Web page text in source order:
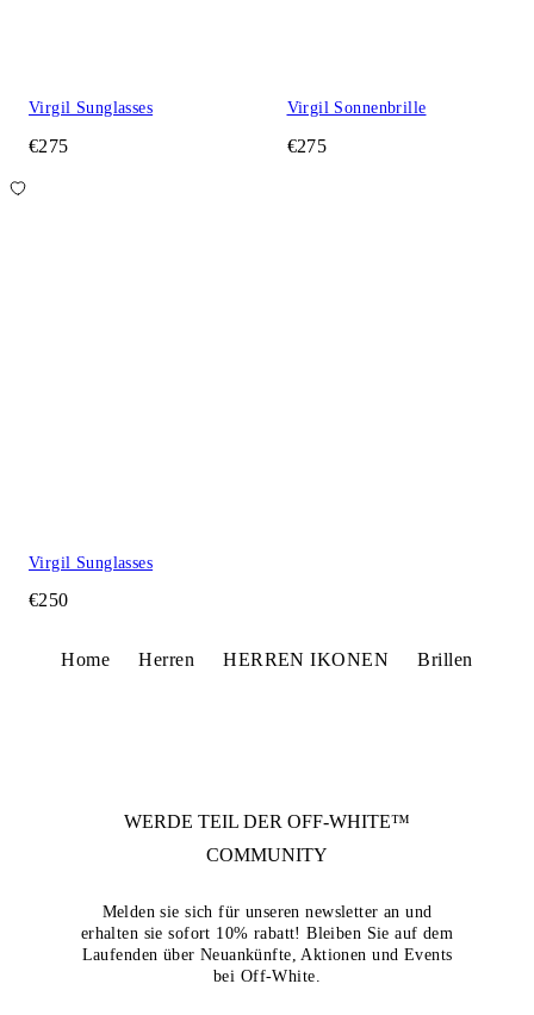
Virgil Sunglasses
€275
Virgil Sonnenbrille
€275
Virgil Sunglasses
€250
Home Herren HERREN IKONEN Brillen
WERDE TEIL DER OFF-WHITE™
COMMUNITY
Melden sie sich für unseren newsletter an und
erhalten sie sofort 10% rabatt! Bleiben Sie auf dem
Laufenden über Neuankünfte, Aktionen und Events
bei Off-White.